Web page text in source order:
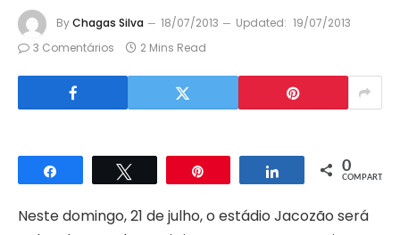
ByChagas Silva 18/07/2013 Updated: 19/07/2013
3 Comentários
2 Mins Read
Compartilhar Compartilhar
0
COMPART.
Neste domingo, 21 de julho, o estádio Jacozão será